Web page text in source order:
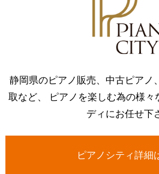
静岡県のピアノ販売、中古ピアノ
取など、
ピアノを楽しむ為の様
ディにお任せ下
ピアノシティ詳細